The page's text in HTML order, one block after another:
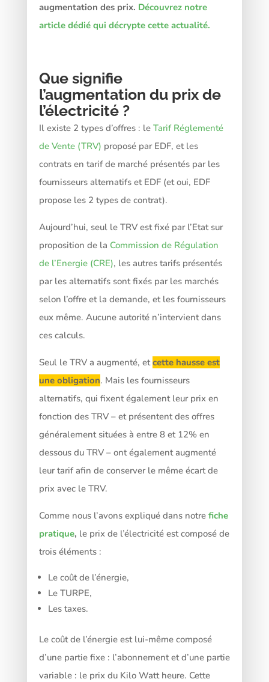
augmentation des prix. Découvrez notre
article dédié qui décrypte cette actualité.
Que signifie
l’augmentation du prix de
l’électricité ?
Il existe 2 types d’offres : le Tarif Réglementé
de Vente (TRV) proposé par EDF, et les
contrats en tarif de marché présentés par les
fournisseurs alternatifs et EDF (et oui, EDF
propose les 2 types de contrat).
Aujourd’hui, seul le TRV est fixé par l’Etat sur
proposition de la Commission de Régulation
de l’Energie (CRE), les autres tarifs présentés
par les alternatifs sont fixés par les marchés
selon l’offre et la demande, et les fournisseurs
eux même. Aucune autorité n’intervient dans
ces calculs.
Seul le TRV a augmenté, etcette hausse est
une obligation. Mais les fournisseurs
alternatifs, qui fixent également leur prix en
fonction des TRV – et présentent des offres
généralement situées à entre 8 et 12% en
dessous du TRV – ont également augmenté
leur tarif afin de conserver le même écart de
prix avec le TRV.
Comme nous l’avons expliqué dans notrefiche
pratique, le prix de l’électricité est composé de
trois éléments :
Le coût de l’énergie,
Le TURPE,
Les taxes.
Le coût de l’énergie est lui-même composé
d’une partie fixe : l’abonnement et d’une partie
variable : le prix du Kilo Watt heure. Cette